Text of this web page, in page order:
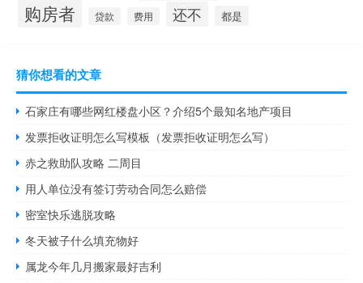
购房者 贷款 费用 还不 都是
猜你想看的文章
石家庄有哪些网红楼盘小区？介绍5个最知名地产项目
发票拒收证明怎么写模板（发票拒收证明怎么写）
赤之救助队攻略 二周目
用人单位没有签订劳动合同怎么赔偿
密室快乐逃脱攻略
冬天被子什么填充物好
属龙今年几月搬家最好吉利